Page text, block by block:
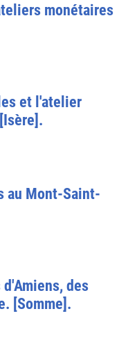
monétaires
et l'atelier
au Mont-Saint-
des
[Somme].